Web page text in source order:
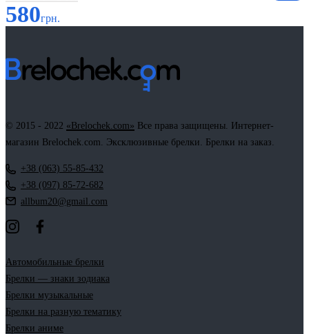
580грн.
© 2015 - 2022 «Brelochek.com» Все права защищены. Интернет-
магазин Brelochek.com. Эксклюзивные брелки. Брелки на заказ.
+38 (063) 55-85-432
+38 (097) 85-72-682
allbum20@gmail.com
Автомобильные брелки
Брелки — знаки зодиака
Брелки музыкальные
Брелки на разную тематику
Брелки аниме